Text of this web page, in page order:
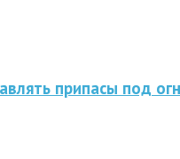
припасы под